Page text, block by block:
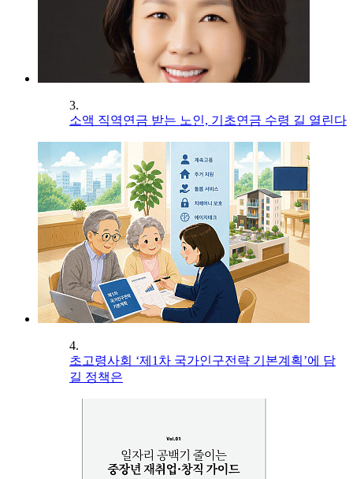
3.
소액 직역연금 받는 노인, 기초연금 수령 길 열린다
4.
초고령사회 ‘제1차 국가인구전략 기본계획’에 담
길 정책은